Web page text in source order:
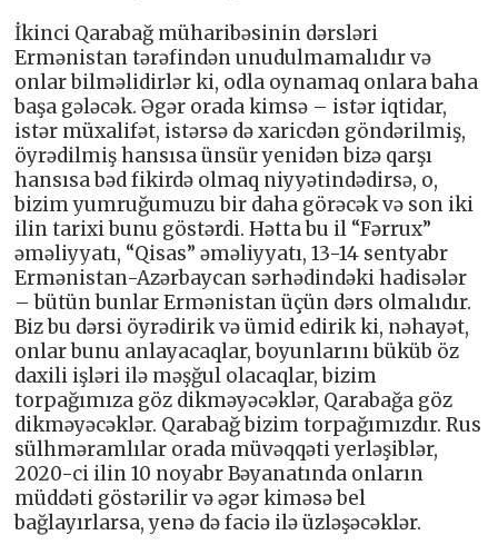
İkinci Qarabağ müharibəsinin dərsləri
Ermənistan tərəfindən unudulmamalıdır və
onlar bilməlidirlər ki, odla oynamaq onlara baha
başa gələcək. Əgər orada kimsə – istər iqtidar,
istər müxalifət, istərsə də xaricdən göndərilmiş,
öyrədilmiş hansısa ünsür yenidən bizə qarşı
hansısa bəd fikirdə olmaq niyyətindədirsə, o,
bizim yumruğumuzu bir daha görəcək və son iki
ilin tarixi bunu göstərdi. Hətta bu il “Fərrux”
əməliyyatı, “Qisas” əməliyyatı, 13-14 sentyabr
Ermənistan-Azərbaycan sərhədindəki hadisələr
– bütün bunlar Ermənistan üçün dərs olmalıdır.
Biz bu dərsi öyrədirik və ümid edirik ki, nəhayət,
onlar bunu anlayacaqlar, boyunlarını büküb öz
daxili işləri ilə məşğul olacaqlar, bizim
torpağımıza göz dikməyəcəklər, Qarabağa göz
dikməyəcəklər. Qarabağ bizim torpağımızdır. Rus
sülhməramlılar orada müvəqqəti yerləşiblər,
2020-ci ilin 10 noyabr Bəyanatında onların
müddəti göstərilir və əgər kiməsə bel
bağlayırlarsa, yenə də faciə ilə üzləşəcəklər.